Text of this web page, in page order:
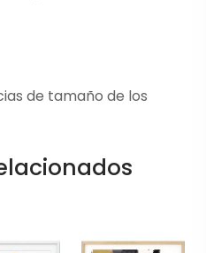
de tamaño de los